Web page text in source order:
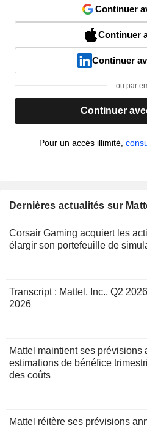
Continuer
Continuer
Continuer
ou par
Continuer
Pour un accès illimité,
Dernières actualités sur
Corsair Gaming acquiert les
élargir son portefeuille de
Transcript : Mattel, Inc., Q2
2026
Mattel maintient ses
estimations de bénéfice
des coûts
Mattel réitère ses prévisions